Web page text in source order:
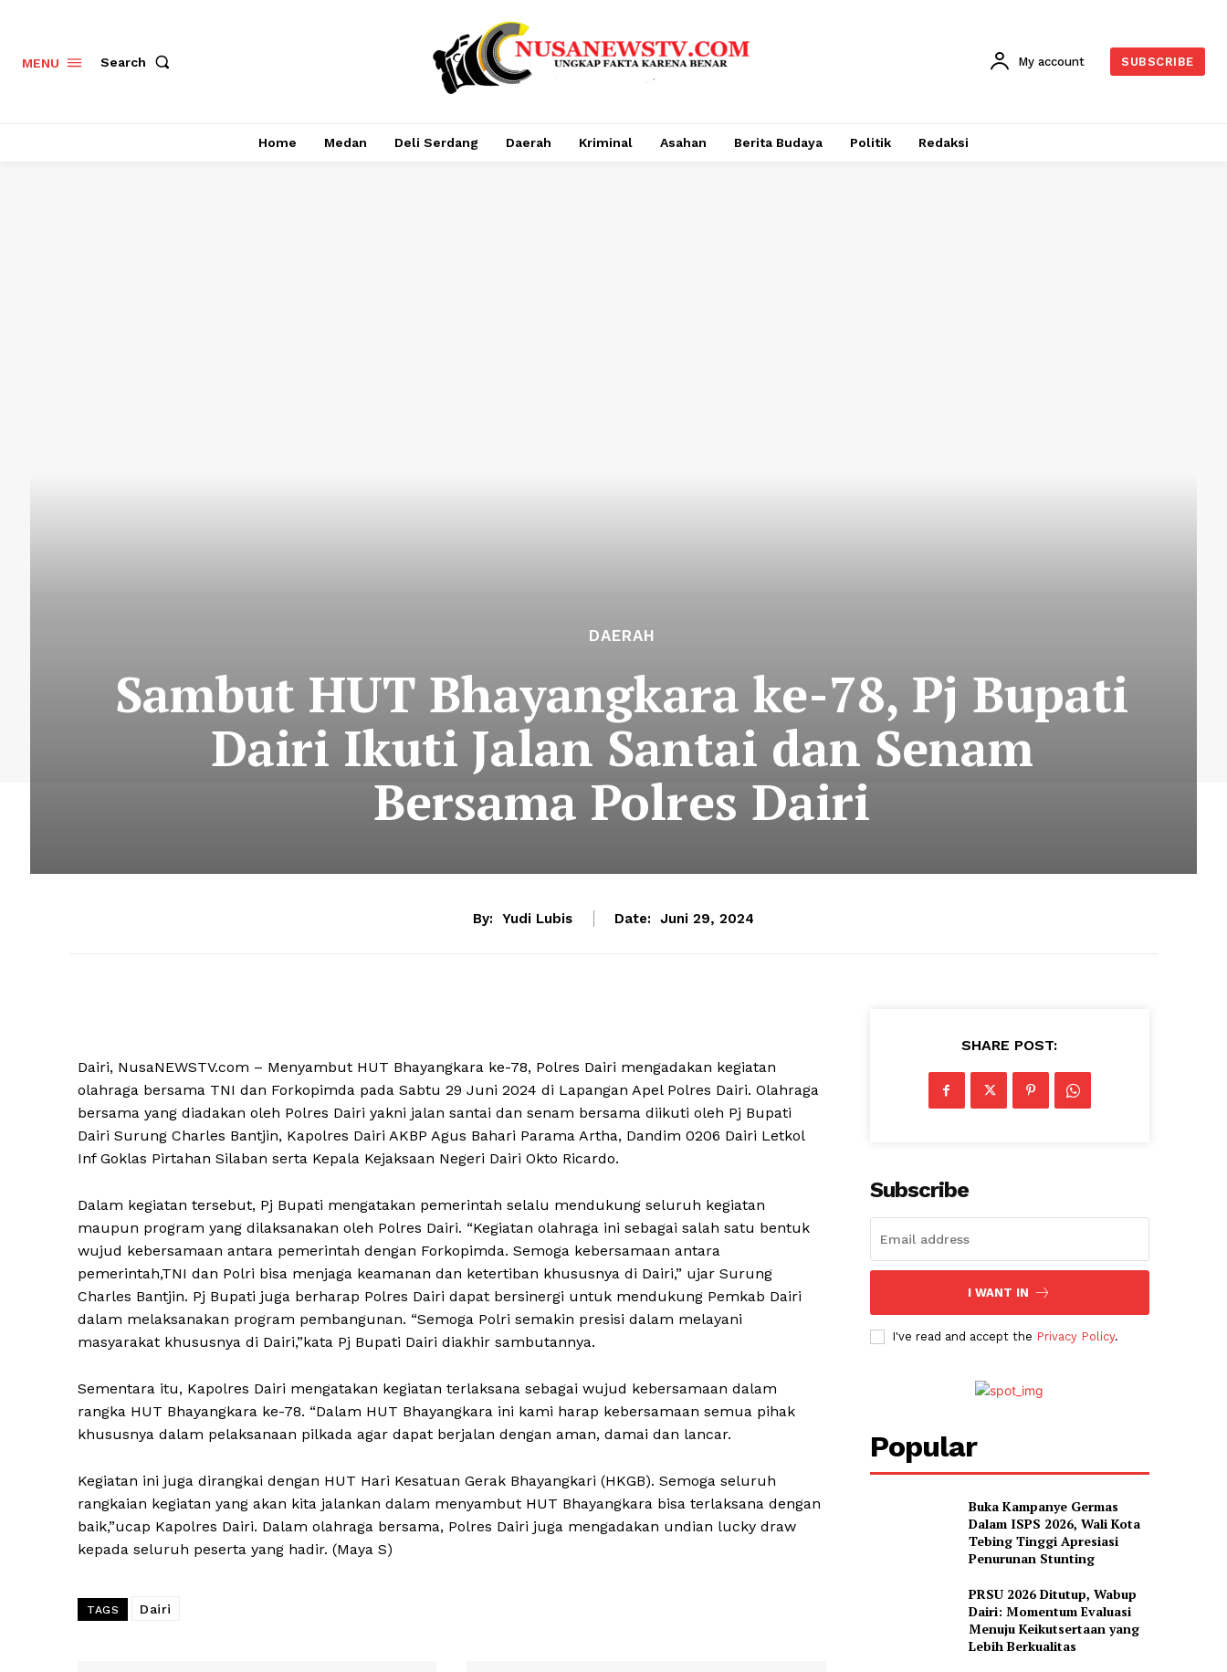
MENU Search My account SUBSCRIBE
Home Medan Deli Serdang Daerah Kriminal Asahan Berita Budaya Politik Redaksi
DAERAH
Sambut HUT Bhayangkara ke-78, Pj Bupati
Dairi Ikuti Jalan Santai dan Senam
Bersama Polres Dairi
By: Yudi Lubis Date: Juni 29, 2024
Dairi, NusaNEWSTV.com – Menyambut HUT Bhayangkara ke-78, Polres Dairi mengadakan kegiatan
olahraga bersama TNI dan Forkopimda pada Sabtu 29 Juni 2024 di Lapangan Apel Polres Dairi. Olahraga
bersama yang diadakan oleh Polres Dairi yakni jalan santai dan senam bersama diikuti oleh Pj Bupati
Dairi Surung Charles Bantjin, Kapolres Dairi AKBP Agus Bahari Parama Artha, Dandim 0206 Dairi Letkol
Inf Goklas Pirtahan Silaban serta Kepala Kejaksaan Negeri Dairi Okto Ricardo.
Dalam kegiatan tersebut, Pj Bupati mengatakan pemerintah selalu mendukung seluruh kegiatan
maupun program yang dilaksanakan oleh Polres Dairi. “Kegiatan olahraga ini sebagai salah satu bentuk
wujud kebersamaan antara pemerintah dengan Forkopimda. Semoga kebersamaan antara
pemerintah,TNI dan Polri bisa menjaga keamanan dan ketertiban khususnya di Dairi,” ujar Surung
Charles Bantjin. Pj Bupati juga berharap Polres Dairi dapat bersinergi untuk mendukung Pemkab Dairi
dalam melaksanakan program pembangunan. “Semoga Polri semakin presisi dalam melayani
masyarakat khususnya di Dairi,”kata Pj Bupati Dairi diakhir sambutannya.
Sementara itu, Kapolres Dairi mengatakan kegiatan terlaksana sebagai wujud kebersamaan dalam
rangka HUT Bhayangkara ke-78. “Dalam HUT Bhayangkara ini kami harap kebersamaan semua pihak
khususnya dalam pelaksanaan pilkada agar dapat berjalan dengan aman, damai dan lancar.
Kegiatan ini juga dirangkai dengan HUT Hari Kesatuan Gerak Bhayangkari (HKGB). Semoga seluruh
rangkaian kegiatan yang akan kita jalankan dalam menyambut HUT Bhayangkara bisa terlaksana dengan
baik,”ucap Kapolres Dairi. Dalam olahraga bersama, Polres Dairi juga mengadakan undian lucky draw
kepada seluruh peserta yang hadir. (Maya S)
TAGS Dairi
SHARE POST:
Subscribe
I WANT IN
I've read and accept the Privacy Policy.
Popular
Buka Kampanye Germas
Dalam ISPS 2026, Wali Kota
Tebing Tinggi Apresiasi
Penurunan Stunting
PRSU 2026 Ditutup, Wabup
Dairi: Momentum Evaluasi
Menuju Keikutsertaan yang
Lebih Berkualitas